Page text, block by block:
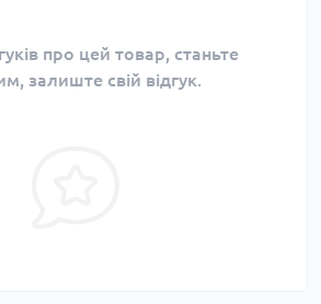
про цей товар, станьте
залиште свій відгук.